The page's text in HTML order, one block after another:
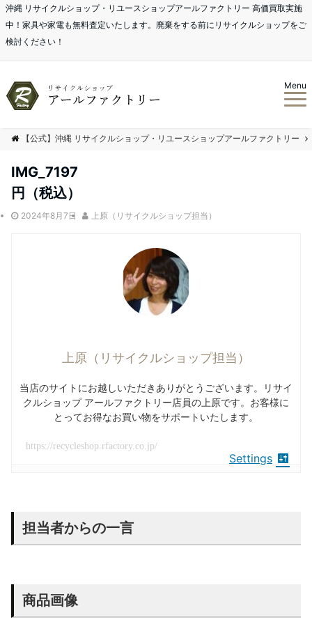
沖縄 リサイクルショップ・リユースショップアールファクトリー 高価買取実施
中！家具や家電も無料査定いたします。廃棄をする前にリサイクルショップをご
検討ください！
Menu
【公式】沖縄 リサイクルショップ・リユースショップアールファクトリー
IMG_7197
円（税込）
2024年8月7日 上原（リサイクルショップ担当）
上原（リサイクルショップ担当）
当店のサイトにお越しいただきありがとうございます。リサイ
クルショップ アールファクトリー店員の上原です。お客様に
とってお得なお買い物をサポートいたします。
https://recycleshop.rfactory.co.jp/
Settings
担当者からの一言
商品画像